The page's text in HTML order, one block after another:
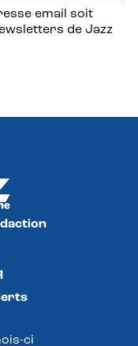
email soit
de Jazz
ci